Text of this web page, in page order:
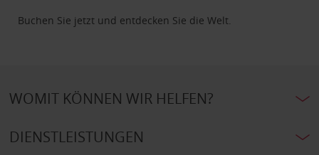
Buchen Sie jetzt und entdecken Sie die Welt.
WOMIT KÖNNEN WIR HELFEN?
DIENSTLEISTUNGEN